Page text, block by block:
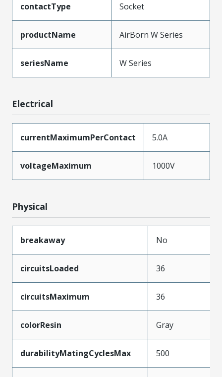
contactType Socket
productName AirBorn W Series
seriesName W Series
Electrical
currentMaximumPerContact 5.0A
voltageMaximum 1000V
Physical
breakaway No
circuitsLoaded 36
circuitsMaximum 36
colorResin Gray
durabilityMatingCyclesMax 500